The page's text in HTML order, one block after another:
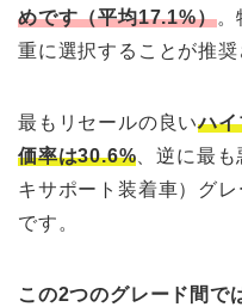
めです（平均17.1%）。
重に選択することが推奨
最もリセールの良いハ
価率は30.6% 、逆に最
キサポート装着車）グ
です。
この2つのグレード間で